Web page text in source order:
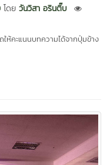
โดย วันวิสา อรินติ๊บ
ให้คะแนนบทความได้จากปุ่มข้าง